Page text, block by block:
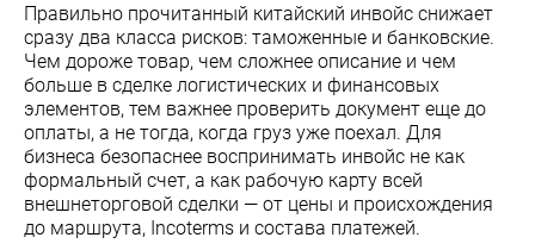
Правильно прочитанный китайский инвойс снижает
сразу два класса рисков: таможенные и банковские.
Чем дороже товар, чем сложнее описание и чем
больше в сделке логистических и финансовых
элементов, тем важнее проверить документ еще до
оплаты, а не тогда, когда груз уже поехал. Для
бизнеса безопаснее воспринимать инвойс не как
формальный счет, а как рабочую карту всей
внешнеторговой сделки — от цены и происхождения
до маршрута, Incoterms и состава платежей.